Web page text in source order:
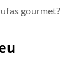
gourmet?